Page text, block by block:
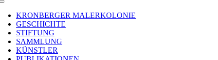
Toggle
NavigationKRONBERGER MALERKOLONIE
GESCHICHTE
STIFTUNG
SAMMLUNG
KÜNSTLER